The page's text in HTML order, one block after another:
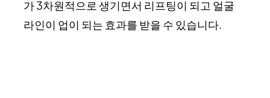
가 3차원적으로 생기면서 리프팅이 되고 얼굴
라인이 업이 되는 효과를 받을 수 있습니다.